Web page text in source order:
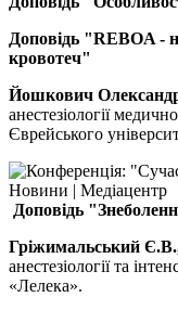
Доповідь "REBOA -
кровотеч"
Йошкович
анестезіології
Єврейського
Доповідь
Гріжимальський
анестезіології та
«Лелека».